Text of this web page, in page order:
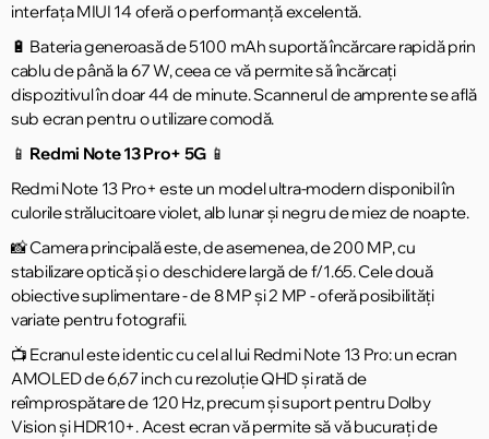
interfața MIUI 14 oferă o performanță excelentă.
🔋 Bateria generoasă de 5100 mAh suportă încărcare rapidă prin
cablu de până la 67 W, ceea ce vă permite să încărcați
dispozitivul în doar 44 de minute. Scannerul de amprente se află
sub ecran pentru o utilizare comodă.
📱 Redmi Note 13 Pro+ 5G 📱
Redmi Note 13 Pro+ este un model ultra-modern disponibil în
culorile strălucitoare violet, alb lunar și negru de miez de noapte.
📸 Camera principală este, de asemenea, de 200 MP, cu
stabilizare optică și o deschidere largă de f/1.65. Cele două
obiective suplimentare - de 8 MP și 2 MP - oferă posibilități
variate pentru fotografii.
📺 Ecranul este identic cu cel al lui Redmi Note 13 Pro: un ecran
AMOLED de 6,67 inch cu rezoluție QHD și rată de
reîmprospătare de 120 Hz, precum și suport pentru Dolby
Vision și HDR10+. Acest ecran vă permite să vă bucurați de